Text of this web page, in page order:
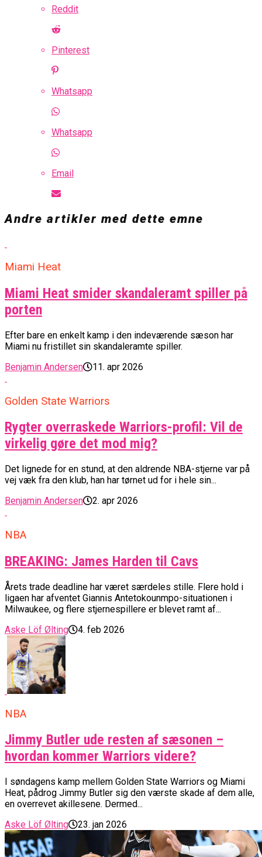
Reddit
Pinterest
Whatsapp
Whatsapp
Email
Andre artikler med dette emne
Miami Heat
Miami Heat smider skandaleramt spiller på
porten
Efter bare en enkelt kamp i den indeværende sæson har
Miami nu fristillet sin skandaleramte spiller.
Benjamin Andersen
11. apr 2026
Golden State Warriors
Rygter overraskede Warriors-profil: Vil de
virkelig gøre det mod mig?
Det lignede for en stund, at den aldrende NBA-stjerne var på
vej væk fra den klub, han har tørnet ud for i hele sin...
Benjamin Andersen
2. apr 2026
NBA
BREAKING: James Harden til Cavs
Årets trade deadline har været særdeles stille. Flere hold i
ligaen har afventet Giannis Antetokounmpo-situationen i
Milwaukee, og flere stjernespillere er blevet ramt af...
Aske Löf Ølting
4. feb 2026
NBA
Jimmy Butler ude resten af sæsonen –
hvordan kommer Warriors videre?
I søndagens kamp mellem Golden State Warriors og Miami
Heat, pådrog Jimmy Butler sig den værste skade af dem alle,
en overrevet akillesene. Dermed...
Aske Löf Ølting
23. jan 2026